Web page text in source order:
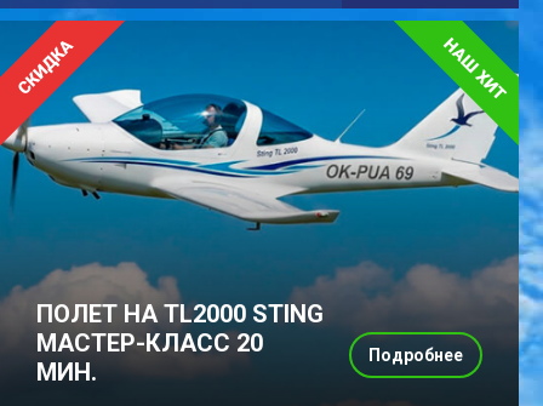
ПОЛЕТ НА TL2000 STING
МАСТЕР-КЛАСС 20
МИН.
Подробнее